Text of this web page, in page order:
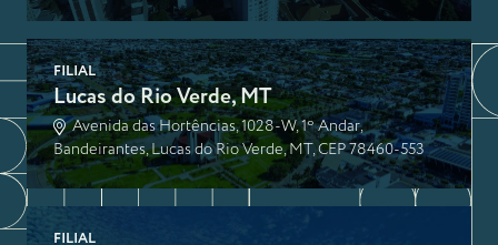
FILIAL
Lucas do Rio Verde, MT
Avenida das Hortências, 1028-W, 1º Andar,
Bandeirantes, Lucas do Rio Verde, MT, CEP 78460-553
FILIAL